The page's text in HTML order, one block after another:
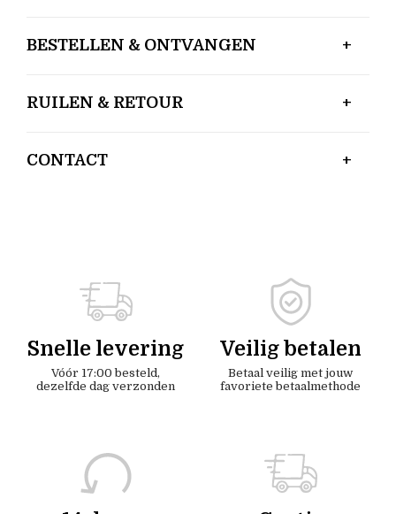
BESTELLEN & ONTVANGEN
RUILEN & RETOUR
CONTACT
Snelle levering
Vóór 17:00 besteld,
dezelfde dag verzonden
Veilig betalen
Betaal veilig met jouw
favoriete betaalmethode